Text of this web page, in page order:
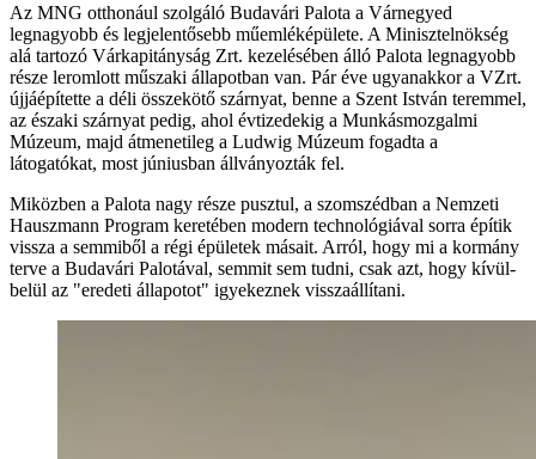
Az MNG otthonául szolgáló Budavári Palota a Várnegyed
legnagyobb és legjelentősebb műemléképülete. A Minisztelnökség
alá tartozó Várkapitányság Zrt. kezelésében álló Palota legnagyobb
része leromlott műszaki állapotban van. Pár éve ugyanakkor a VZrt.
újjáépítette a déli összekötő szárnyat, benne a Szent István teremmel,
az északi szárnyat pedig, ahol évtizedekig a Munkásmozgalmi
Múzeum, majd átmenetileg a Ludwig Múzeum fogadta a
látogatókat, most júniusban állványozták fel.
Miközben a Palota nagy része pusztul, a szomszédban a Nemzeti
Hauszmann Program keretében modern technológiával sorra építik
vissza a semmiből a régi épületek másait. Arról, hogy mi a kormány
terve a Budavári Palotával, semmit sem tudni, csak azt, hogy kívül-
belül az "eredeti állapotot" igyekeznek visszaállítani.